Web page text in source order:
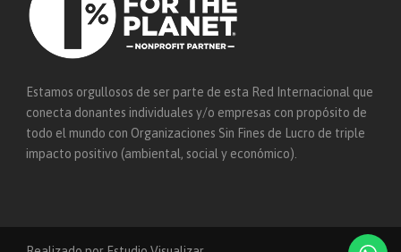
Estamos orgullosos de ser parte de esta Red Internacional que
conecta donantes individuales y/o empresas con propósito de
todo el mundo con Organizaciones Sin Fines de Lucro de triple
impacto positivo (ambiental, social y económico).